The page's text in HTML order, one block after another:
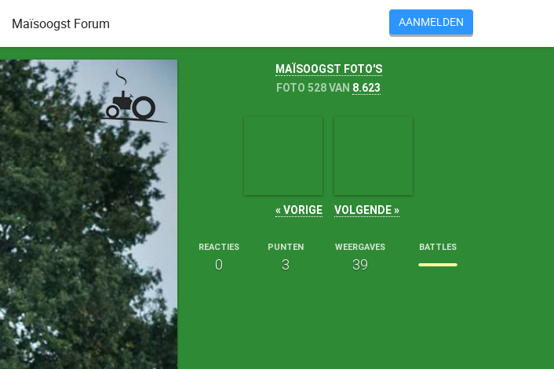
Maïsoogst Forum AANMELDEN
MAÏSOOGST FOTO'S
FOTO 528 VAN 8.623
« VORIGE VOLGENDE »
REACTIES
0
PUNTEN
3
WEERGAVES
39
BATTLES